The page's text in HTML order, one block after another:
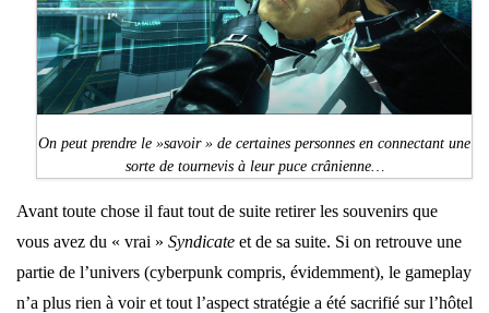
On peut prendre le »savoir » de certaines personnes en connectant une
sorte de tournevis à leur puce crânienne…
Avant toute chose il faut tout de suite retirer les souvenirs que
vous avez du « vrai » Syndicate et de sa suite. Si on retrouve une
partie de l’univers (cyberpunk compris, évidemment), le gameplay
n’a plus rien à voir et tout l’aspect stratégie a été sacrifié sur l’hôtel